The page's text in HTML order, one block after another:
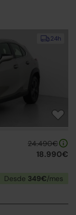
24h
24.490€
18.990€
Desde 349€/mes